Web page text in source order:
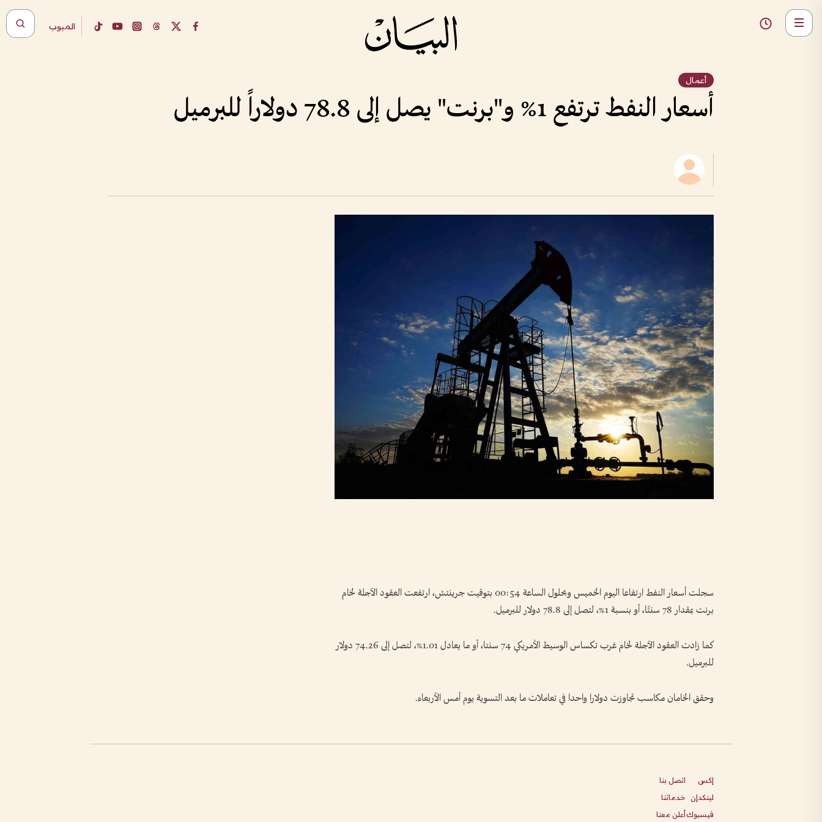
المبوب
أعمال
أسعار النفط ترتفع 1% و"برنت" يصل إلى 78.8 دولاراً للبرميل
سجلت أسعار النفط ارتفاعا اليوم الخميس وبحلول الساعة 00:54 بتوقيت جرينتش، ارتفعت العقود الآجلة لخام
برنت بمقدار 78 سنتًا، أو بنسبة 1%، لتصل إلى 78.8 دولار للبرميل.
كما زادت العقود الآجلة لخام غرب تكساس الوسيط الأمريكي 74 سنتا، أو ما يعادل 1.01%، لتصل إلى 74.26 دولار
للبرميل.
وحقق الخامان مكاسب تجاوزت دولارا واحدا في تعاملات ما بعد التسوية يوم أمس الأربعاء.
إكس
لينكدإن
فيسبوك
اتصل بنا
خدماتنا
أعلن معنا